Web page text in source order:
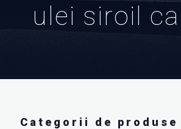
ulei siroil
Categorii de produse